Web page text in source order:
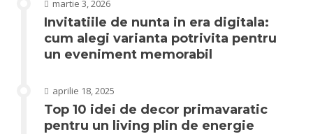
martie 3, 2026
Invitatiile de nunta in era digitala:
cum alegi varianta potrivita pentru
un eveniment memorabil
aprilie 18, 2025
Top 10 idei de decor primavaratic
pentru un living plin de energie